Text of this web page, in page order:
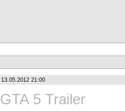
13.05.2012 21:00
GTA 5 Trailer